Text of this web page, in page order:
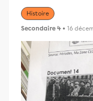
Histoire
Secondaire 4 • 16